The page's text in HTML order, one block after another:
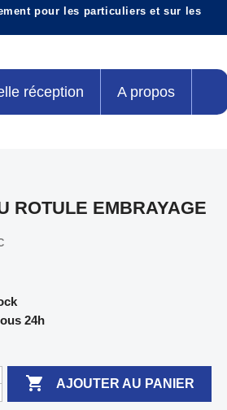
pour les particuliers et sur les
réception A propos
ROTULE EMBRAYAGE
24h
 AJOUTER AU PANIER